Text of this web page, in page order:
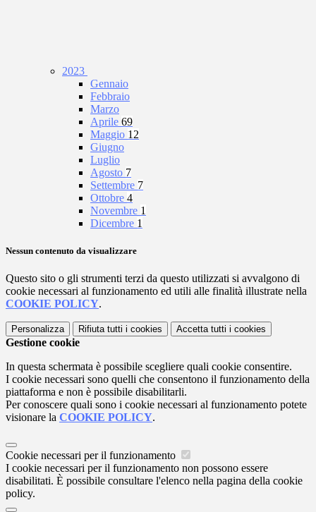
2023
Gennaio
Febbraio
Marzo
Aprile 69
Maggio 12
Giugno
Luglio
Agosto 7
Settembre 7
Ottobre 4
Novembre 1
Dicembre 1
Nessun contenuto da visualizzare
Questo sito o gli strumenti terzi da questo utilizzati si avvalgono di
cookie necessari al funzionamento ed utili alle finalità illustrate nella
COOKIE POLICY.
Personalizza Rifiuta tutti i cookies Accetta tutti i cookies
Gestione cookie
In questa schermata è possibile scegliere quali cookie consentire.
I cookie necessari sono quelli che consentono il funzionamento della
piattaforma e non è possibile disabilitarli.
Per conoscere quali sono i cookie necessari al funzionamento potete
visionare la COOKIE POLICY.
Cookie necessari per il funzionamento
I cookie necessari per il funzionamento non possono essere
disabilitati. È possibile consultare l'elenco nella pagina della cookie
policy.